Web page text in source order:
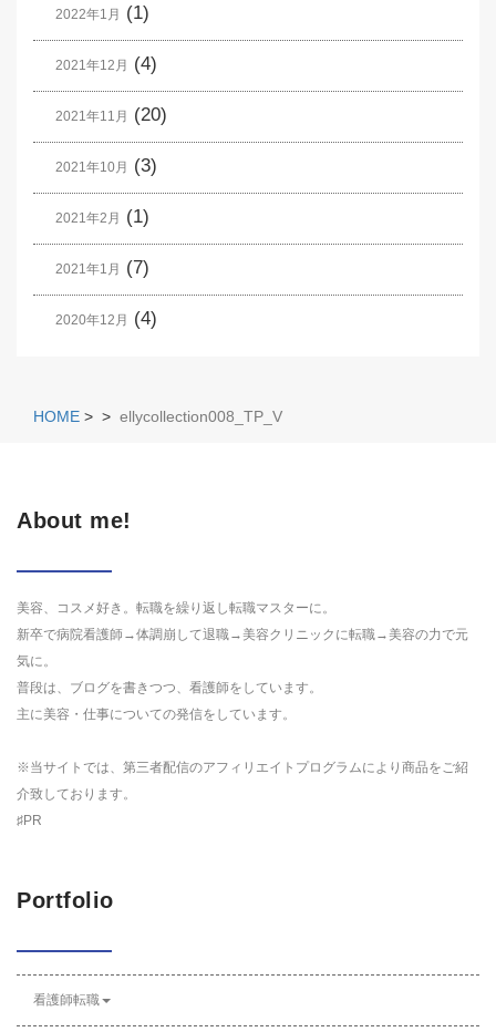
2022年1月 (1)
2021年12月 (4)
2021年11月 (20)
2021年10月 (3)
2021年2月 (1)
2021年1月 (7)
2020年12月 (4)
HOME > > ellycollection008_TP_V
About me!
美容、コスメ好き。転職を繰り返し転職マスターに。
新卒で病院看護師→体調崩して退職→美容クリニックに転職→美容の力で元
気に。
普段は、ブログを書きつつ、看護師をしています。
主に美容・仕事についての発信をしています。
※当サイトでは、第三者配信のアフィリエイトプログラムにより商品をご紹
介致しております。
♯PR
Portfolio
看護師転職